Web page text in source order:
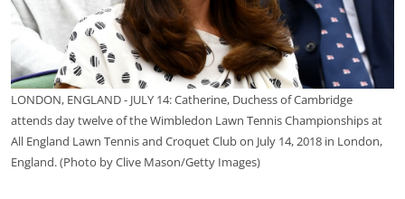
LONDON, ENGLAND - JULY 14: Catherine, Duchess of Cambridge
attends day twelve of the Wimbledon Lawn Tennis Championships at
All England Lawn Tennis and Croquet Club on July 14, 2018 in London,
England. (Photo by Clive Mason/Getty Images)